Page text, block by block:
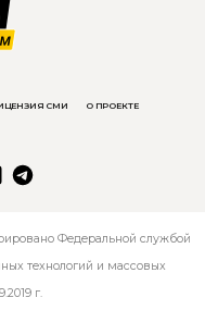
СМИ О ПРОЕКТЕ
Федеральной службой
технологий и массовых
г.